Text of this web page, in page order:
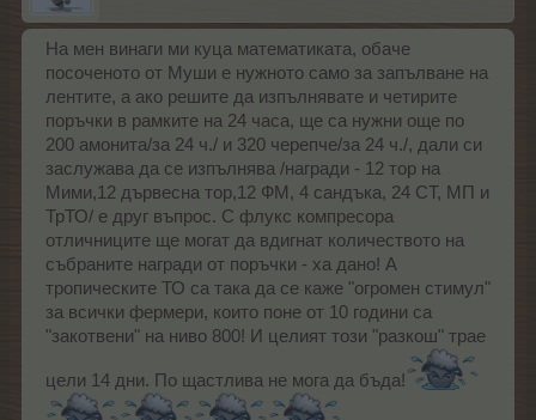
На мен винаги ми куца математиката, обаче
посоченото от Муши е нужното само за запълване на
лентите, а ако решите да изпълнявате и четирите
поръчки в рамките на 24 часа, ще са нужни още по
200 амонита/за 24 ч./ и 320 черепче/за 24 ч./, дали си
заслужава да се изпълнява /награди - 12 тор на
Мими,12 дървесна тор,12 ФМ, 4 сандъка, 24 СТ, МП и
ТрТО/ е друг въпрос. С флукс компресора
отличниците ще могат да вдигнат количеството на
събраните награди от поръчки - ха дано! А
тропическите ТО са така да се каже "огромен стимул"
за всички фермери, които поне от 10 години са
"закотвени" на ниво 800! И целият този "разкош" трае
цели 14 дни. По щастлива не мога да бъда!